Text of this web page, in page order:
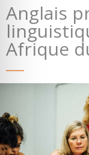
Anglais
Afrique